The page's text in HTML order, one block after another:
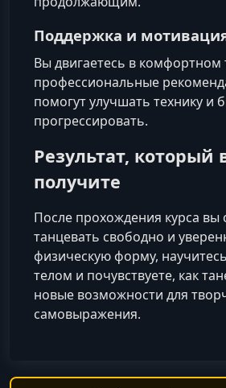
Поддержка и
Вы двигаетесь в комфортном
профессиональные
помогут улучшать технику и
прогрессировать.
Результат, который
получите
После прохождения курса вы
танцевать свободно и
физическую форму,
телом и почувствуете, как
новые возможности для
самовыражения.